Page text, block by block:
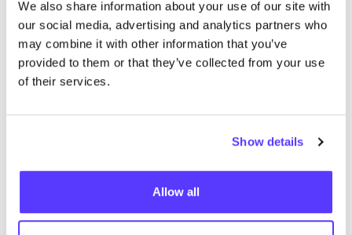
We also share information about your use of our site with
our social media, advertising and analytics partners who
may combine it with other information that you’ve
provided to them or that they’ve collected from your use
of their services.
Show details
Allow all
Revolution
Vêtements